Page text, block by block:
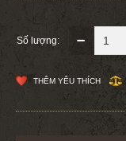
Số lượng:
THÊM YÊU THÍCH